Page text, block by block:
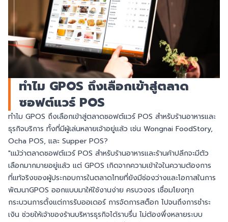
ทำไม GPOS ถึงเลือกเข้าสู่ตลาด
ซอฟต์แวร์ POS
ทำไม GPOS ถึงเลือกเข้าสู่ตลาดซอฟต์แวร์ POS สำหรับร้านอาหารและ
ธุรกิจบริการ ทั้งที่มีผู้เล่นหลายเจ้าอยู่แล้ว เช่น Wongnai FoodStory,
Ocha POS, และ Supper POS?
"แม้ว่าตลาดซอฟต์แวร์ POS สำหรับร้านอาหารและร้านค้าปลีกจะมีตัว
เลือกมากมายอยู่แล้ว แต่ GPOS เกิดจากความเข้าใจในความต้องการ
ที่แท้จริงของผู้ประกอบการในตลาดไทยที่ยังมีช่องว่างและโอกาสในการ
พัฒนาGPOS ออกแบบมาให้ใช้งานง่าย ครบวงจร เชื่อมโยงทุก
กระบวนการตั้งแต่การรับออเดอร์ การจัดการสต็อก ไปจนถึงการชำระ
เงิน ช่วยให้เจ้าของร้านบริหารธุรกิจได้ราบรื่น ไม่ต้องพึ่งหลายระบบ